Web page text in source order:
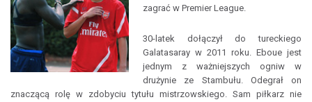
zagrać w Premier League.
30-latek dołączył do tureckiego
Galatasaray w 2011 roku. Eboue jest
jednym z ważniejszych ogniw w
drużynie ze Stambułu. Odegrał on
znaczącą rolę w zdobyciu tytułu mistrzowskiego. Sam piłkarz nie